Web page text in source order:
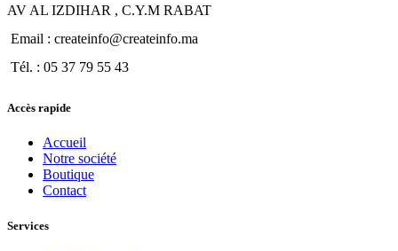
AV AL IZDIHAR , C.Y.M RABAT
Email : createinfo@createinfo.ma
Tél. : 05 37 79 55 43
Accès rapide
Accueil
Notre société
Boutique
Contact
Services